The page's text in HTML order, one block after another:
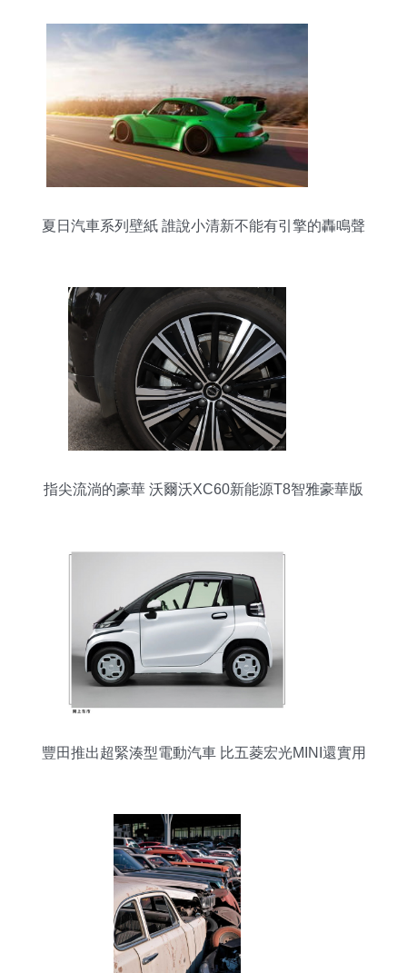
夏日汽車系列壁紙 誰說小清新不能有引擎的轟鳴聲
指尖流淌的豪華 沃爾沃XC60新能源T8智雅豪華版
豐田推出超緊湊型電動汽車 比五菱宏光MINI還實用